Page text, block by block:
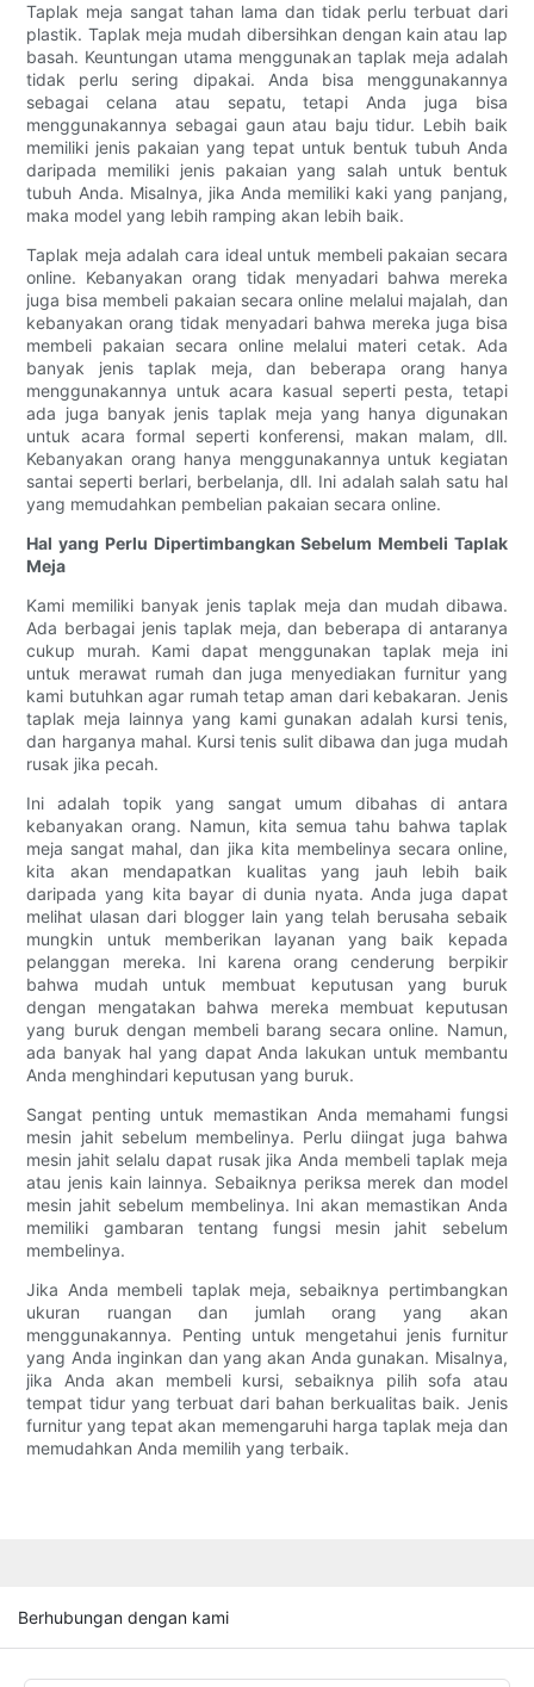
Taplak meja sangat tahan lama dan tidak perlu terbuat dari
plastik. Taplak meja mudah dibersihkan dengan kain atau lap
basah. Keuntungan utama menggunakan taplak meja adalah
tidak perlu sering dipakai. Anda bisa menggunakannya
sebagai celana atau sepatu, tetapi Anda juga bisa
menggunakannya sebagai gaun atau baju tidur. Lebih baik
memiliki jenis pakaian yang tepat untuk bentuk tubuh Anda
daripada memiliki jenis pakaian yang salah untuk bentuk
tubuh Anda. Misalnya, jika Anda memiliki kaki yang panjang,
maka model yang lebih ramping akan lebih baik.
Taplak meja adalah cara ideal untuk membeli pakaian secara
online. Kebanyakan orang tidak menyadari bahwa mereka
juga bisa membeli pakaian secara online melalui majalah, dan
kebanyakan orang tidak menyadari bahwa mereka juga bisa
membeli pakaian secara online melalui materi cetak. Ada
banyak jenis taplak meja, dan beberapa orang hanya
menggunakannya untuk acara kasual seperti pesta, tetapi
ada juga banyak jenis taplak meja yang hanya digunakan
untuk acara formal seperti konferensi, makan malam, dll.
Kebanyakan orang hanya menggunakannya untuk kegiatan
santai seperti berlari, berbelanja, dll. Ini adalah salah satu hal
yang memudahkan pembelian pakaian secara online.
Hal yang Perlu Dipertimbangkan Sebelum Membeli Taplak
Meja
Kami memiliki banyak jenis taplak meja dan mudah dibawa.
Ada berbagai jenis taplak meja, dan beberapa di antaranya
cukup murah. Kami dapat menggunakan taplak meja ini
untuk merawat rumah dan juga menyediakan furnitur yang
kami butuhkan agar rumah tetap aman dari kebakaran. Jenis
taplak meja lainnya yang kami gunakan adalah kursi tenis,
dan harganya mahal. Kursi tenis sulit dibawa dan juga mudah
rusak jika pecah.
Ini adalah topik yang sangat umum dibahas di antara
kebanyakan orang. Namun, kita semua tahu bahwa taplak
meja sangat mahal, dan jika kita membelinya secara online,
kita akan mendapatkan kualitas yang jauh lebih baik
daripada yang kita bayar di dunia nyata. Anda juga dapat
melihat ulasan dari blogger lain yang telah berusaha sebaik
mungkin untuk memberikan layanan yang baik kepada
pelanggan mereka. Ini karena orang cenderung berpikir
bahwa mudah untuk membuat keputusan yang buruk
dengan mengatakan bahwa mereka membuat keputusan
yang buruk dengan membeli barang secara online. Namun,
ada banyak hal yang dapat Anda lakukan untuk membantu
Anda menghindari keputusan yang buruk.
Sangat penting untuk memastikan Anda memahami fungsi
mesin jahit sebelum membelinya. Perlu diingat juga bahwa
mesin jahit selalu dapat rusak jika Anda membeli taplak meja
atau jenis kain lainnya. Sebaiknya periksa merek dan model
mesin jahit sebelum membelinya. Ini akan memastikan Anda
memiliki gambaran tentang fungsi mesin jahit sebelum
membelinya.
Jika Anda membeli taplak meja, sebaiknya pertimbangkan
ukuran ruangan dan jumlah orang yang akan
menggunakannya. Penting untuk mengetahui jenis furnitur
yang Anda inginkan dan yang akan Anda gunakan. Misalnya,
jika Anda akan membeli kursi, sebaiknya pilih sofa atau
tempat tidur yang terbuat dari bahan berkualitas baik. Jenis
furnitur yang tepat akan memengaruhi harga taplak meja dan
memudahkan Anda memilih yang terbaik.
Berhubungan dengan kami